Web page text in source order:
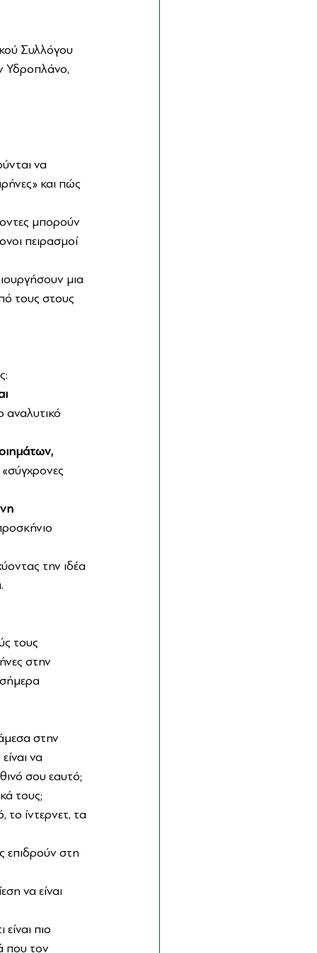
Συλλόγου
Υδροπλάνο,
να
και πώς
μπορούν
πειρασμοί
μια
τους στους
αναλυτικό
την ιδέα
τους
στην
στην
να
σου εαυτό;
τους;
το ίντερνετ, τα
επιδρούν στη
να είναι
πιο
που τον